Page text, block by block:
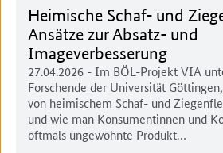
Heimische Schaf- und
Ansätze zur Absatz- und
Imageverbesserung
27.04.2026 - Im BÖL-Projekt VIA
Forschende der Universität
von heimischem Schaf- und
und wie man Konsumentinnen und
oftmals ungewohnte Produkt…